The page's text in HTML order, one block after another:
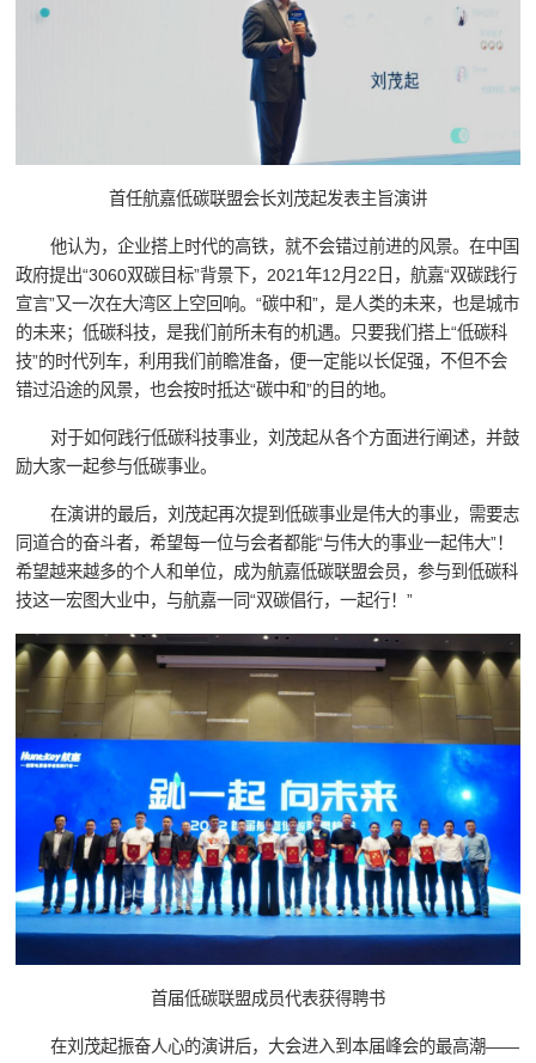
首任航嘉低碳联盟会长刘茂起发表主旨演讲
他认为，企业搭上时代的高铁，就不会错过前进的风景。在中国
政府提出“3060双碳目标”背景下，2021年12月22日，航嘉“双碳践行
宣言”又一次在大湾区上空回响。“碳中和”，是人类的未来，也是城市
的未来；低碳科技，是我们前所未有的机遇。只要我们搭上“低碳科
技”的时代列车，利用我们前瞻准备，便一定能以长促强，不但不会
错过沿途的风景，也会按时抵达“碳中和”的目的地。
对于如何践行低碳科技事业，刘茂起从各个方面进行阐述，并鼓
励大家一起参与低碳事业。
在演讲的最后，刘茂起再次提到低碳事业是伟大的事业，需要志
同道合的奋斗者，希望每一位与会者都能“与伟大的事业一起伟大”！
希望越来越多的个人和单位，成为航嘉低碳联盟会员，参与到低碳科
技这一宏图大业中，与航嘉一同“双碳倡行，一起行！”
首届低碳联盟成员代表获得聘书
在刘茂起振奋人心的演讲后，大会进入到本届峰会的最高潮——